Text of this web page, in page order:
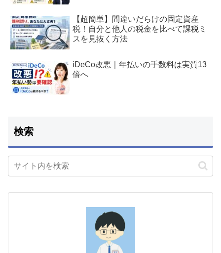
【超簡単】間違いだらけの固定資産
税！自分と他人の税金を比べて課税ミ
スを見抜く方法
iDeCo改悪｜年払いの手数料は実質13
倍へ
検索